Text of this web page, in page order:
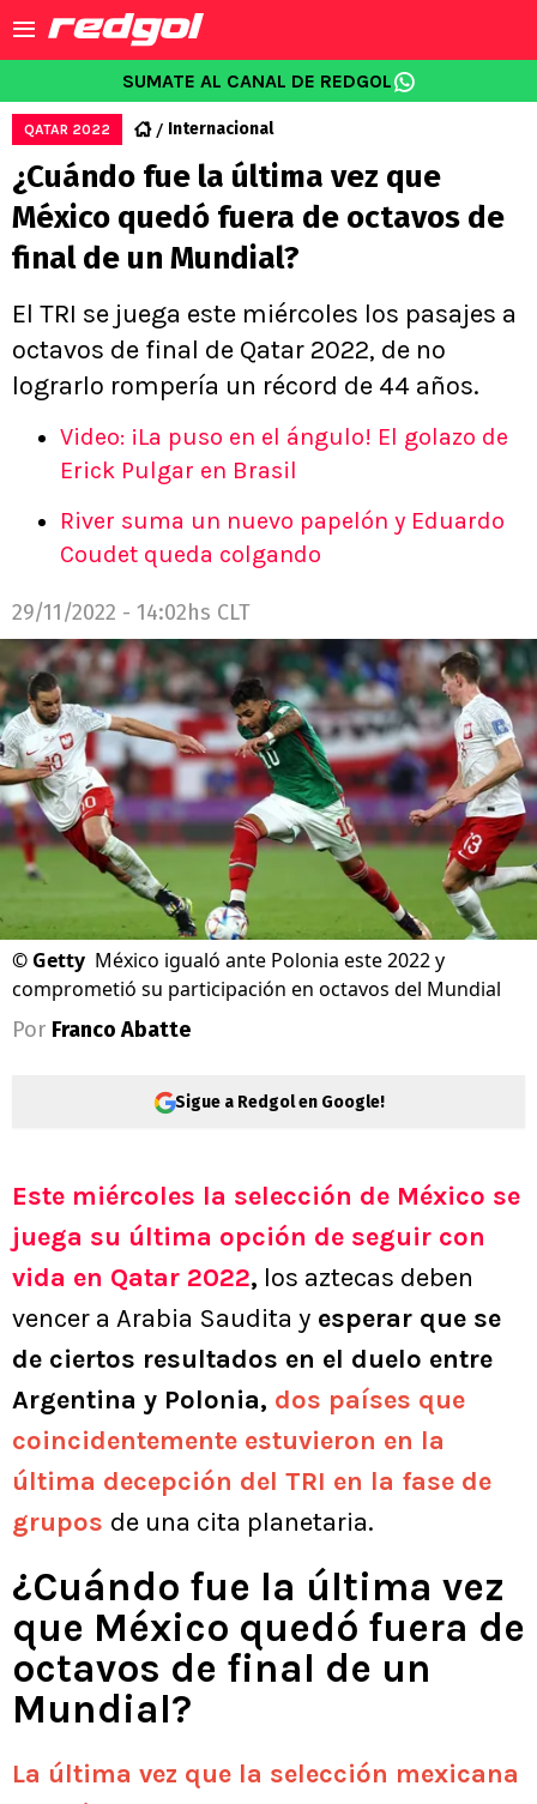
SUMATE AL CANAL DE REDGOL
QATAR 2022 Internacional
¿Cuándo fue la última vez que
México quedó fuera de octavos de
final de un Mundial?
El TRI se juega este miércoles los pasajes a
octavos de final de Qatar 2022, de no
lograrlo rompería un récord de 44 años.
Video: ¡La puso en el ángulo! El golazo de
Erick Pulgar en Brasil
River suma un nuevo papelón y Eduardo
Coudet queda colgando
29/11/2022 - 14:02hs CLT
© Getty México igualó ante Polonia este 2022 y
comprometió su participación en octavos del Mundial
Por Franco Abatte
Sigue a Redgol en Google!
Este miércoles la selección de México se
juega su última opción de seguir con
vida en Qatar 2022, los aztecas deben
vencer a Arabia Saudita y esperar que se
de ciertos resultados en el duelo entre
Argentina y Polonia, dos países que
coincidentemente estuvieron en la
última decepción del TRI en la fase de
grupos de una cita planetaria.
¿Cuándo fue la última vez
que México quedó fuera de
octavos de final de un
Mundial?
La última vez que la selección mexicana